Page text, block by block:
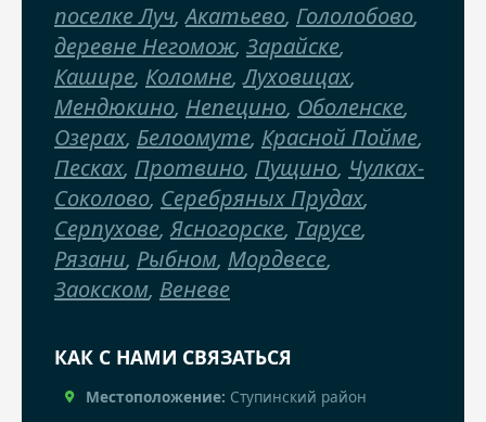
поселке Луч,Акатьево, Гололобово,
деревне Негомож, Зарайске,
Кашире, Коломне,Луховицах,
Мендюкино, Непецино, Оболенске,
Озерах, Белоомуте, Красной Пойме,
Песках, Протвино, Пущино, Чулках-
Соколово, Серебряных Прудах,
Серпухове,Ясногорске, Тарусе,
Рязани, Рыбном, Мордвесе,
Заокском, Веневе
КАК С НАМИ СВЯЗАТЬСЯ
Местоположение: Ступинский район